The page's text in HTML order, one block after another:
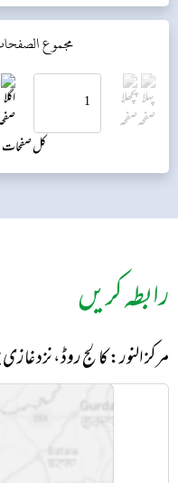
مجموع
کل صفحات:
رابطہ کریں
مرکز النور: کالج روڈ، نزد